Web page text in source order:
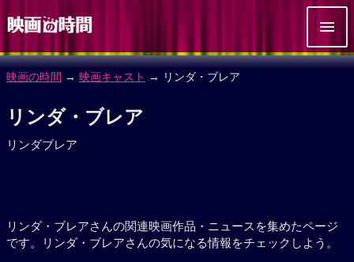
映画の時間 → 映画キャスト → リンダ・ブレア
リンダ・ブレア
リンダブレア
リンダ・ブレアさんの関連映画作品・ニュースを集めたページ
です。リンダ・ブレアさんの気になる情報をチェックしよう。